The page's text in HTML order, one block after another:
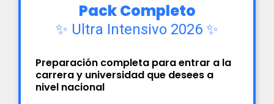
Pack Completo
✨ Ultra Intensivo 2026 ✨
Preparación completa para entrar a la
carrera y universidad que desees a
nivel nacional